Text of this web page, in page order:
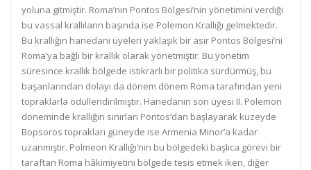
yoluna gitmiştir. Roma’nın Pontos Bölgesi’nin yönetimini verdiği
bu vassal krallıların başında ise Polemon Krallığı gelmektedir.
Bu krallığın hanedanı üyeleri yaklaşık bir asır Pontos Bölgesi’ni
Roma’ya bağlı bir krallık olarak yönetmiştir. Bu yönetim
süresince krallık bölgede istikrarlı bir politika sürdürmüş, bu
başarılarından dolayı da dönem dönem Roma tarafından yeni
topraklarla ödüllendirilmiştir. Hanedanın son üyesi II. Polemon
döneminde krallığın sınırları Pontos’dan başlayarak kuzeyde
Bopsoros toprakları güneyde ise Armenia Minor’a kadar
uzanmıştır. Polmeon Krallığı’nın bu bölgedeki başlıca görevi bir
taraftan Roma hâkimiyetini bölgede tesis etmek iken, diğer